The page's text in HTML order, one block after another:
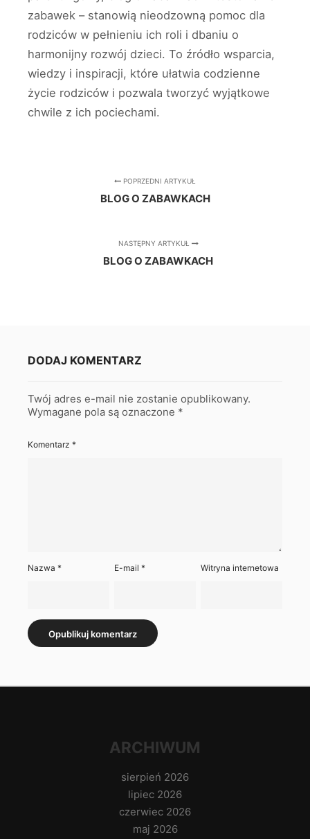
zabawek – stanowią nieodzowną pomoc dla
rodziców w pełnieniu ich roli i dbaniu o
harmonijny rozwój dzieci. To źródło wsparcia,
wiedzy i inspiracji, które ułatwia codzienne
życie rodziców i pozwala tworzyć wyjątkowe
chwile z ich pociechami.
POPRZEDNI ARTYKUŁ
BLOG O ZABAWKACH
NASTĘPNY ARTYKUŁ
BLOG O ZABAWKACH
DODAJ KOMENTARZ
Twój adres e-mail nie zostanie opublikowany.
Wymagane pola są oznaczone *
Komentarz *
Nazwa * E-mail* Witryna internetowa
ARCHIWUM
sierpień 2026
lipiec 2026
czerwiec 2026
maj 2026